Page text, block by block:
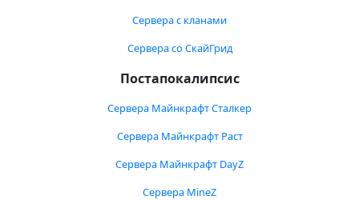
Сервера с кланами
Сервера со СкайГрид
Постапокалипсис
Сервера Майнкрафт Сталкер
Сервера Майнкрафт Раст
Сервера Майнкрафт DayZ
Сервера MineZ